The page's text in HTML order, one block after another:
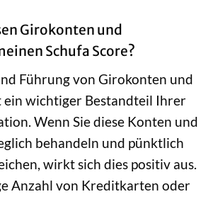
Girokonten und
Schufa Score?
Führung von Girokonten und
wichtiger Bestandteil Ihrer
Wenn Sie diese Konten und
behandeln und pünktlich
wirkt sich dies positiv aus.
Anzahl von Kreditkarten oder